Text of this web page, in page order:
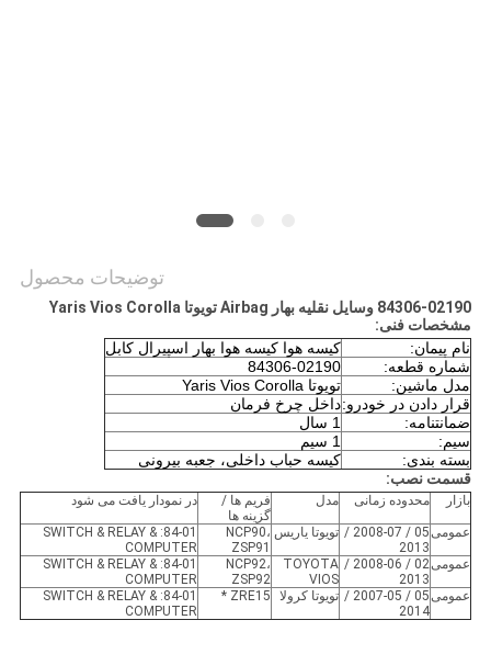
توضیحات محصول
84306-02190 وسایل نقلیه بهار Airbag تویوتا Yaris Vios Corolla
مشخصات فنی:
نام پیمان:
کیسه هوا کیسه هوا بهار اسپیرال کابل
شماره قطعه:
84306-02190
مدل ماشین:
تویوتا Yaris Vios Corolla
قرار دادن در خودرو:داخل چرخ فرمان
ضمانتنامه:
1 سال
سیم:
1 سیم
بسته بندی:
کیسه حباب داخلی، جعبه بیرونی
قسمت نصب:
بازار محدوده زمانی مدل
فریم ها /
گزینه ها
در نمودار یافت می شود
عمومی
05 / 2008-07 /
2013
تويوتا ياريس NCP90،
ZSP91
84-01: SWITCH & RELAY &
COMPUTER
عمومی
02 / 2008-06 /
2013
TOYOTA
VIOS
NCP92،
ZSP92
84-01: SWITCH & RELAY &
COMPUTER
عمومی
05 / 2007-05 /
2014
تویوتا کرولا ZRE15 *
84-01: SWITCH & RELAY &
COMPUTER